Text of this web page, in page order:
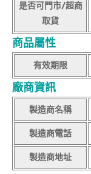
是否可門市/超商
取貨
商品屬性
有效期限
廠商資訊
製造商名稱
製造商電話
製造商地址